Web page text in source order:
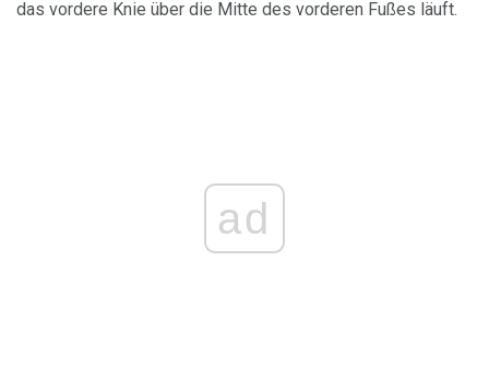
das vordere Knie über die Mitte des vorderen Fußes läuft.
ad